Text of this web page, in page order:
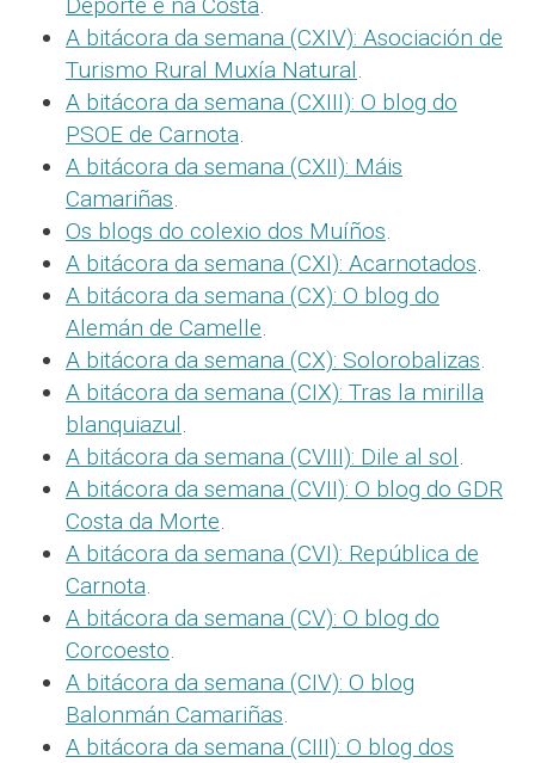
Deporte e na Costa.
A bitácora da semana (CXIV): Asociación de
Turismo Rural Muxía Natural.
A bitácora da semana (CXIII): O blog do
PSOE de Carnota.
A bitácora da semana (CXII): Máis
Camariñas.
Os blogs do colexio dos Muíños.
A bitácora da semana (CXI): Acarnotados.
A bitácora da semana (CX): O blog do
Alemán de Camelle.
A bitácora da semana (CX): Solorobalizas.
A bitácora da semana (CIX): Tras la mirilla
blanquiazul.
A bitácora da semana (CVIII): Dile al sol.
A bitácora da semana (CVII): O blog do GDR
Costa da Morte.
A bitácora da semana (CVI): República de
Carnota.
A bitácora da semana (CV): O blog do
Corcoesto.
A bitácora da semana (CIV): O blog
Balonmán Camariñas.
A bitácora da semana (CIII): O blog dos